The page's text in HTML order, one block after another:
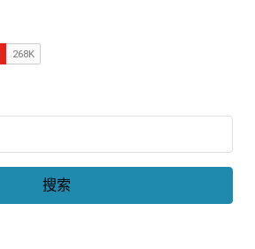
搜索